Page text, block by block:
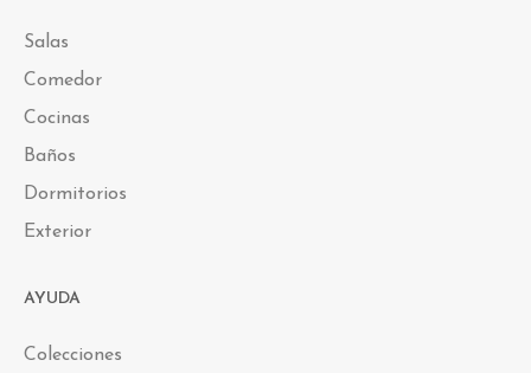
Salas
Comedor
Cocinas
Baños
Dormitorios
Exterior
AYUDA
Colecciones